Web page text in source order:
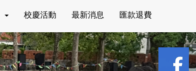
校慶活動 最新消息 匯款退費